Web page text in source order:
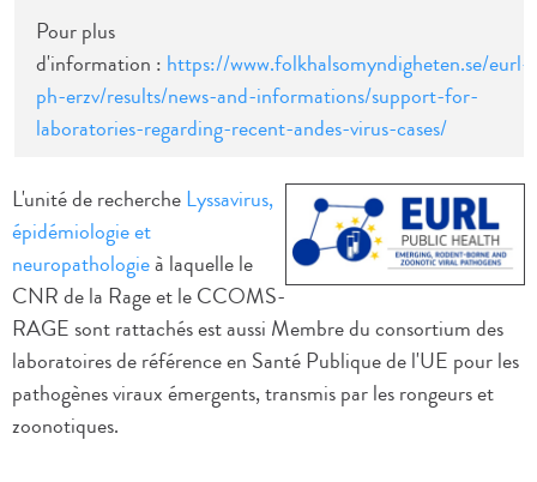
Pour plus
d'information : https://www.folkhalsomyndigheten.se/eurl-
ph-erzv/results/news-and-informations/support-for-
laboratories-regarding-recent-andes-virus-cases/
L'unité de rechercheLyssavirus,
épidémiologie et
neuropathologieà laquelle le
CNR de la Rage et le CCOMS-
RAGE sont rattachés est aussi Membre du consortium des
laboratoires de référence en Santé Publique de l'UE pour les
pathogènes viraux émergents, transmis par les rongeurs et
zoonotiques.